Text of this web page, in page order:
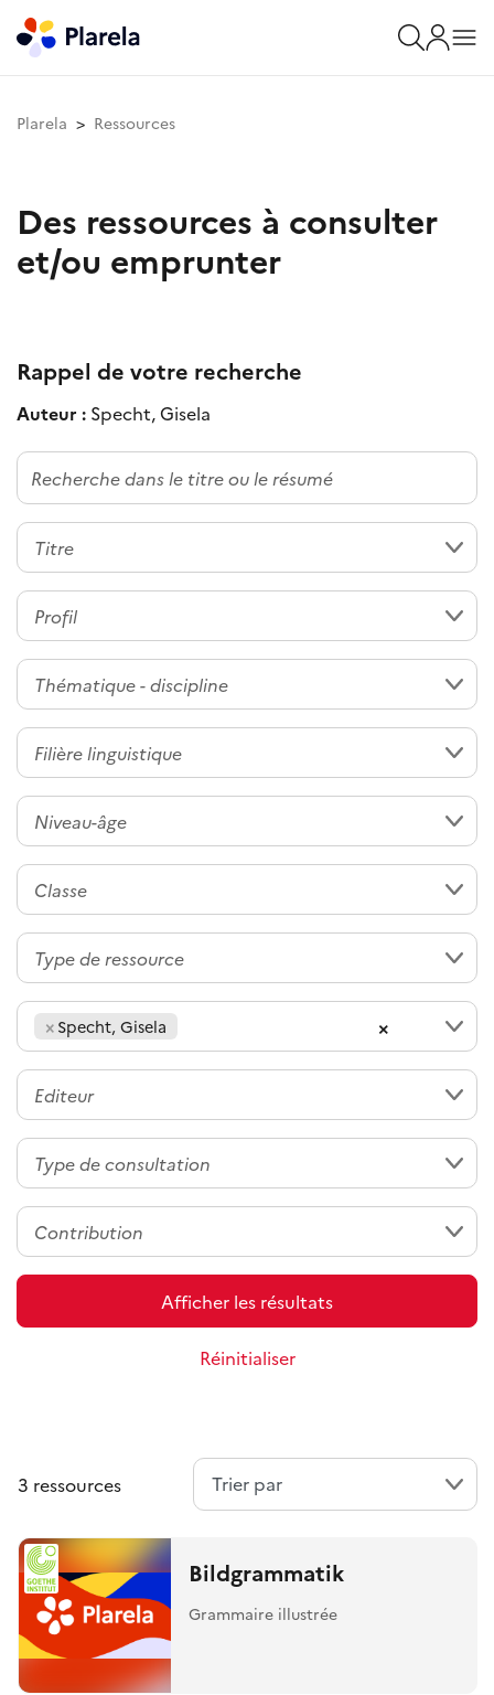
Plarela Ressources
Des ressources à consulter
et/ou emprunter
Rappel de votre recherche
Auteur : Specht, Gisela
×
× Specht, Gisela
Afficher les résultats
Réinitialiser
3 ressources
Bildgrammatik
Grammaire illustrée